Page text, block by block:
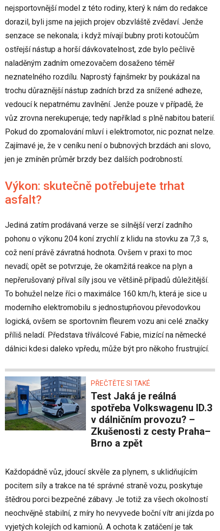
nejsportovnější model z této rodiny, který k nám do redakce
dorazil, byli jsme na jejich projev obzvláště zvědaví. Jenže
senzace se nekonala; i když mívají bubny proti kotoučům
ostřejší nástup a horší dávkovatelnost, zde bylo pečlivě
naladěným zadním omezovačem dosaženo téměř
neznatelného rozdílu. Naprostý fajnšmekr by poukázal na
trochu důraznější nástup zadních brzd za snížené adheze,
vedoucí k nepatrnému zavlnění. Jenže pouze v případě, že
vůz zrovna nerekuperuje; tedy například s plně nabitou baterií.
Pokud do zpomalování mluví i elektromotor, nic poznat nelze.
Zajímavé je, že v ceníku není o bubnových brzdách ani slovo,
jen je zmíněn průměr brzdy bez dalších podrobností.
Výkon: skutečně potřebujete trhat
asfalt?
Jediná zatím prodávaná verze se silnější verzí zadního
pohonu o výkonu 204 koní zrychlí z klidu na stovku za 7,3 s,
což není právě závratná hodnota. Ovšem v praxi to moc
nevadí; opět se potvrzuje, že okamžitá reakce na plyn a
nepřerušovaný příval síly jsou ve většině případů důležitější.
To bohužel nelze říci o maximálce 160 km/h, která je sice u
moderního elektromobilu s jednostupňovou převodovkou
logická, ovšem se sportovním fleurem vozu ani celé značky
příliš neladí. Představa tříválcové Fabie, mizící na německé
dálnici kdesi daleko vpředu, může být pro někoho frustrující.
PŘEČTĚTE SI TAKÉ
Test Jaká je reálná
spotřeba Volkswagenu ID.3
v dálničním provozu? –
Zkušenosti z cesty Praha–
Brno a zpět
Každopádně vůz, jdoucí skvěle za plynem, s uklidňujícím
pocitem síly a trakce na té správné straně vozu, poskytuje
štědrou porci bezpečné zábavy. Je totiž za všech okolností
neochvějně stabilní, z míry ho nevyvede boční vítr ani jízda po
vyjetých kolejích od kamionů. A ochota k zatáčení je tak